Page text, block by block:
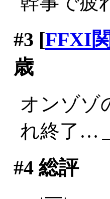
#3 [FFXI
歳
オンゾゾ
れ終了…
#4総評